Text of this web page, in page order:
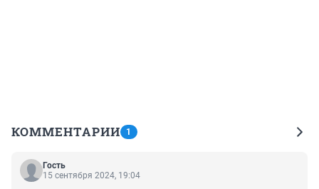
КОММЕНТАРИИ 1
Гость
15 сентября 2024, 19:04